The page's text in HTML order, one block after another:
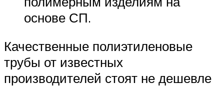
основе СП.
Качественные полиэтиленовые
трубы от известных
производителей стоят не дешевле